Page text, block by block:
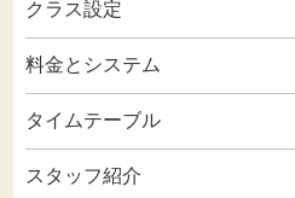
クラス設定
料金とシステム
タイムテーブル
スタッフ紹介